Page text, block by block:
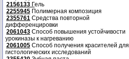
2156133 Гель
2255945 Полимерная композиция
2355761 Средства повторной
дифференцировки
2061043 Способ повышения устойчивости
урокиназы к нагреванию
2061005 Способ получения красителей для
гистологических исследований